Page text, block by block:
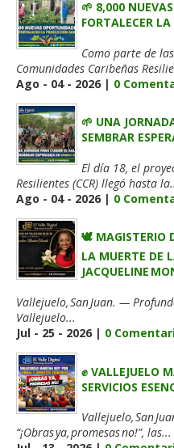
🌱 8,000
FORTALECER
Como parte de
Comunidades Caribeñas
Ago - 04 - 2026 | 0
🌱 UNA
SEMBRAR
El día 18, el
Resilientes (CCR) llegó hasta
Ago - 04 - 2026 | 0
🕊️ MAGISTERIO
LA MUERTE DE
JACQUELINE
Vallejuelo, San Juan. —
Vallejuelo...
Jul - 25 - 2026 | 0
✊ VALLEJUELO
SERVICIOS
Vallejuelo, San
“¡Obras ya, promesas no!”, las...